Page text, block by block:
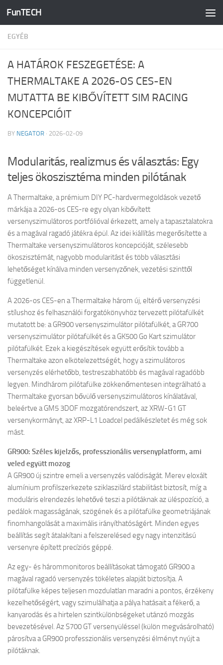
Skip to content
FunTECH
EGYÉB
A HATÁROK FESZEGETÉSE: A
THERMALTAKE A 2026-OS CES-EN
MUTATTA BE KIBŐVÍTETT SIM RACING
KONCEPCIÓIT
BY NEGATOR · 2026-02-09
Modularitás, realizmus és választás: Egy
teljes ökoszisztéma minden pilótának
A Thermaltake, a prémium DIY PC-hardvermegoldások vezető
márkája a 2026-os CES-re egy olyan kibővített
versenyszimulátoros portfólióval érkezett, amely a tapasztalatokra
és a magával ragadó játékra épül. Az idei kiállítás megerősítette a
Thermaltake versenyszimulátoros koncepcióját, szélesebb
ökoszisztémát, nagyobb modularitást és több választási
lehetőséget kínálva minden versenyzőnek, vezetési szinttől
függetlenül.
A 2026-os CES-en a Thermaltake három új, eltérő versenyzési
stílushoz és felhasználói forgatókönyvhöz tervezett pilótafülkét
mutatott be: a GR900 versenyszimulátor pilótafülkét, a GR700
versenyszimulátor pilótafülkét és a GK500 Go Kart szimulátor
pilótafülkét. Ezek a kiegészítések együtt erősítik tovább a
Thermaltake azon elkötelezettségét, hogy a szimulátoros
versenyzés elérhetőbb, testreszabhatóbb és magával ragadóbb
legyen. Mindhárom pilótafülke zökkenőmentesen integrálható a
Thermaltake gyorsan bővülő versenyszimulátoros kínálatával,
beleértve a GM5 3DOF mozgatórendszert, az XRW-G1 GT
versenykormányt, az XRP-L1 Loadcel pedálkészletet és még sok
mást.
GR900: Széles kijelzős, professzionális versenyplatform, ami
veled együtt mozog
A GR900 új szintre emeli a versenyzés valódiságát. Merev eloxált
alumínium profilszerkezete sziklaszilárd stabilitást biztosít, míg a
moduláris elrendezés lehetővé teszi a pilótáknak az üléspozíció, a
pedálok magasságának, szögének és a pilótafülke geometriájának
finomhangolását a maximális irányíthatóságért. Minden egyes
beállítás segít átalakítani a felszerelésed egy nagy intenzitású
versenyre épített precíziós géppé.
Az egy- és hárommonitoros beállításokat támogató GR900 a
magával ragadó versenyzés tökéletes alapját biztosítja. A
pilótafülke képes teljesen mozdulatlan maradni a pontos, érzékeny
kezelhetőségért, vagy szimulálhatja a pálya hatásait a fékerő, a
kanyarodás és a hirtelen szintkülönbségeket utánzó mozgás
bevezetésével. Az S700 GT versenyüléssel (külön megvásárolható)
párosítva a GR900 professzionális versenyzési élményt nyújt a
pilótáknak.